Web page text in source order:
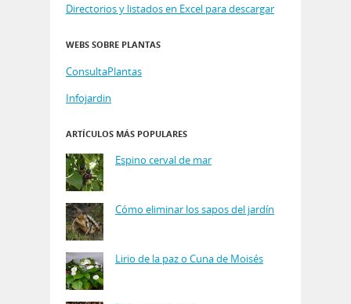
Directorios y listados en Excel para descargar
WEBS SOBRE PLANTAS
ConsultaPlantas
Infojardin
ARTÍCULOS MÁS POPULARES
Espino cerval de mar
Cómo eliminar los sapos del jardín
Lirio de la paz o Cuna de Moisés